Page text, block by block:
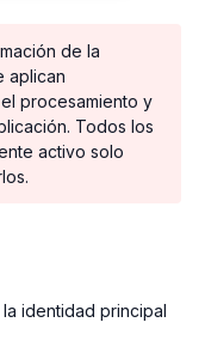
de la
aplican
procesamiento y
Todos los
activo solo
identidad principal